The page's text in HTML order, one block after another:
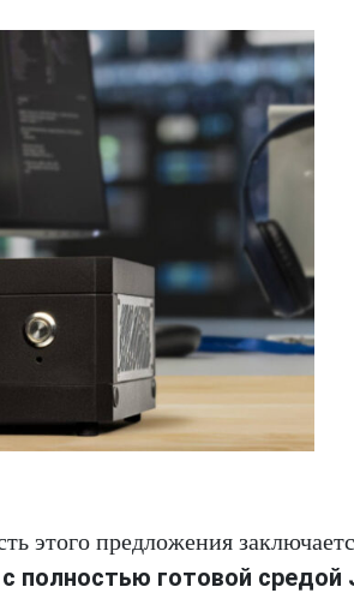
этого предложения
полностью готовой средой